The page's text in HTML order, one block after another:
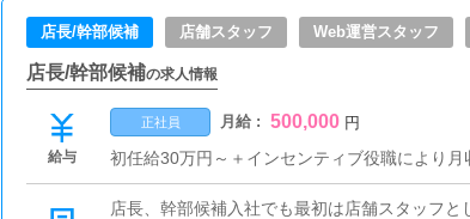
店長/幹部候補 店舗スタッフ Web運営スタッフ
店長/幹部候補の求人情報
給与
正社員 月給 : 500,000 円
初任給30万円～＋インセンティブ役職により
店長、幹部候補入社でも最初は店舗スタッフ